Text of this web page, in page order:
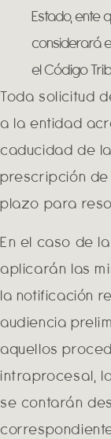
Estado, ente
considerará
el Código
Toda solicitud
a la entidad
caducidad de
prescripción
plazo para
En el caso de
aplicarán las
la notificación
audiencia
aquellos
intraprocesal,
se contarán